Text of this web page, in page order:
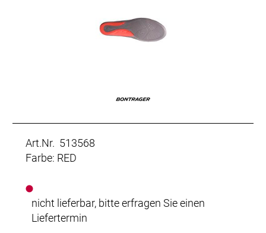
Art.Nr. 513568
Farbe: RED
nicht lieferbar, bitte erfragen Sie einen
Liefertermin